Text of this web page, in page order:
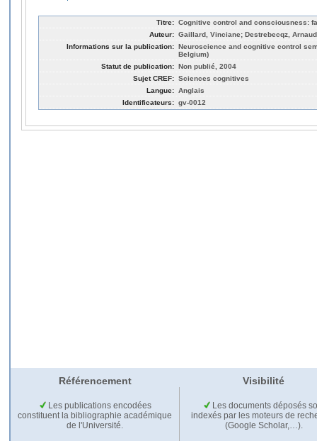
Titre: Cognitive control and consciousness:
Auteur: Gaillard, Vinciane; Destrebecqz,
Informations sur la publication: Neuroscience and cognitive control
Belgium)
Statut de publication: Non publié, 2004
Sujet CREF: Sciences cognitives
Langue: Anglais
Identificateurs: gv-0012
Référencement Visibilité
Les publications encodées
constituent la bibliographie académique
de l'Université.
Les documents déposés
indexés par les moteurs de
(Google Scholar,…).